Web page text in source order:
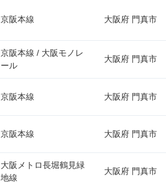
京阪本線 大阪府 門真市
京阪本線 / 大阪モノレ
ール
大阪府 門真市
京阪本線 大阪府 門真市
京阪本線 大阪府 門真市
大阪メトロ長堀鶴見緑
地線
大阪府 門真市